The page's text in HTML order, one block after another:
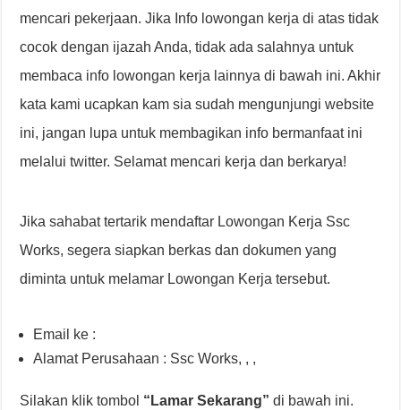
mencari pekerjaan. Jika Info lowongan kerja di atas tidak
cocok dengan ijazah Anda, tidak ada salahnya untuk
membaca info lowongan kerja lainnya di bawah ini. Akhir
kata kami ucapkan kam sia sudah mengunjungi website
ini, jangan lupa untuk membagikan info bermanfaat ini
melalui twitter. Selamat mencari kerja dan berkarya!
Jika sahabat tertarik mendaftar Lowongan Kerja Ssc
Works, segera siapkan berkas dan dokumen yang
diminta untuk melamar Lowongan Kerja tersebut.
Email ke :
Alamat Perusahaan : Ssc Works, , ,
Silakan klik tombol “Lamar Sekarang” di bawah ini.